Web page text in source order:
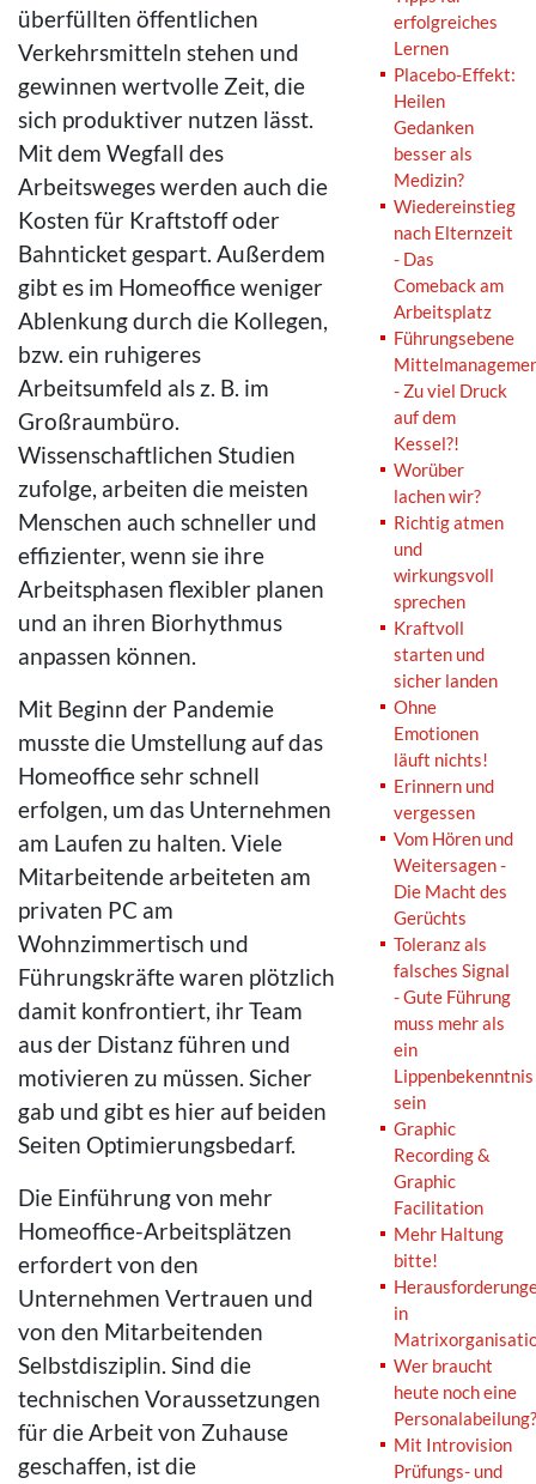
überfüllten öffentlichen
Verkehrsmitteln stehen und
gewinnen wertvolle Zeit, die
sich produktiver nutzen lässt.
Mit dem Wegfall des
Arbeitsweges werden auch die
Kosten für Kraftstoff oder
Bahnticket gespart. Außerdem
gibt es im Homeoffice weniger
Ablenkung durch die Kollegen,
bzw. ein ruhigeres
Arbeitsumfeld als z. B. im
Großraumbüro.
Wissenschaftlichen Studien
zufolge, arbeiten die meisten
Menschen auch schneller und
effizienter, wenn sie ihre
Arbeitsphasen flexibler planen
und an ihren Biorhythmus
anpassen können.
Mit Beginn der Pandemie
musste die Umstellung auf das
Homeoffice sehr schnell
erfolgen, um das Unternehmen
am Laufen zu halten. Viele
Mitarbeitende arbeiteten am
privaten PC am
Wohnzimmertisch und
Führungskräfte waren plötzlich
damit konfrontiert, ihr Team
aus der Distanz führen und
motivieren zu müssen. Sicher
gab und gibt es hier auf beiden
Seiten Optimierungsbedarf.
Die Einführung von mehr
Homeoffice-Arbeitsplätzen
erfordert von den
Unternehmen Vertrauen und
von den Mitarbeitenden
Selbstdisziplin. Sind die
technischen Voraussetzungen
für die Arbeit von Zuhause
geschaffen, ist die
erfolgreiches
Lernen
Placebo-Effekt:
Heilen
Gedanken
besser als
Medizin?
Wiedereinstieg
nach Elternzeit
- Das
Comeback am
Arbeitsplatz
Führungsebene
- Zu viel Druck
auf dem
Kessel?!
Worüber
lachen wir?
Richtig atmen
und
wirkungsvoll
sprechen
Kraftvoll
starten und
sicher landen
Ohne
Emotionen
läuft nichts!
Erinnern und
vergessen
Vom Hören und
Weitersagen -
Die Macht des
Gerüchts
Toleranz als
falsches Signal
- Gute Führung
muss mehr als
ein
Lippenbekenntnis
sein
Graphic
Recording &
Graphic
Facilitation
Mehr Haltung
bitte!
in
Wer braucht
heute noch eine
Personalabeilung?
Mit Introvision
Prüfungs- und